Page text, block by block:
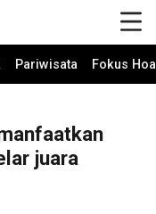
Pariwisata Fokus
juara